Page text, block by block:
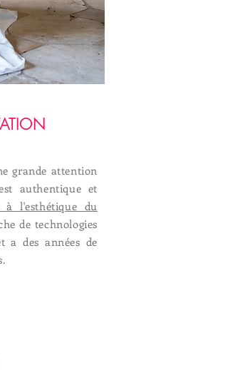
grande attention
authentique et
à l'esthétique du
de technologies
a des années de